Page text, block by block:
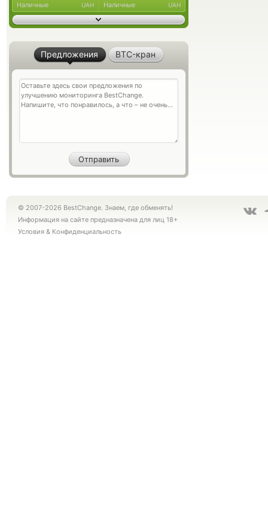
Наличные UAH Наличные UAH
Предложения BTC-кран
© 2007-2026 BestChange. Знаем, где обменять!
Информация на сайте предназначена для лиц 18+
Условия & Конфиденциальность